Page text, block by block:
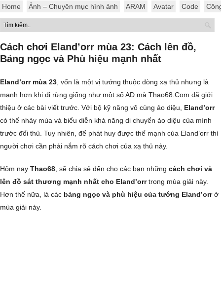
Home Ảnh – Chuyên mục hình ảnh ARAM Avatar Code
Cách chơi Eland’orr mùa 23: Cách lên đồ,
Bảng ngọc và Phù hiệu mạnh nhất
Eland’orr mùa 23 , vốn là một vị tướng thuộc dòng xạ thủ nhưng là
mạnh hơn khi đi rừng giống như một số AD mà Thao68.Com đã giới
thiệu ở các bài viết trước. Với bộ kỹ năng vô cùng ảo diệu, Eland’orr
có thể nhảy múa và biểu diễn khả năng di chuyển ảo diệu của mình
trước đối thủ. Tuy nhiên, để phát huy được thế mạnh của Eland’orr thì
người chơi cần phải nắm rõ cách chơi của xạ thủ này.
Hôm nay Thao68 , sẽ chia sẻ đến cho các bạn những cách chơi và
lên đồ sát thương mạnh nhất cho Eland’orrtrong mùa giải này.
Hơn thế nữa, là các bảng ngọc và phù hiệu của tướng Eland’orrở
mùa giải này.